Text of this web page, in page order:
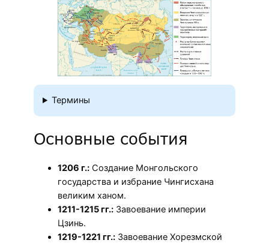
Термины
Основные события
1206 г.: Создание Монгольского
государства и избрание Чингисхана
великим ханом.
1211-1215 гг.: Завоевание империи
Цзинь.
1219-1221 гг.: Завоевание Хорезмской